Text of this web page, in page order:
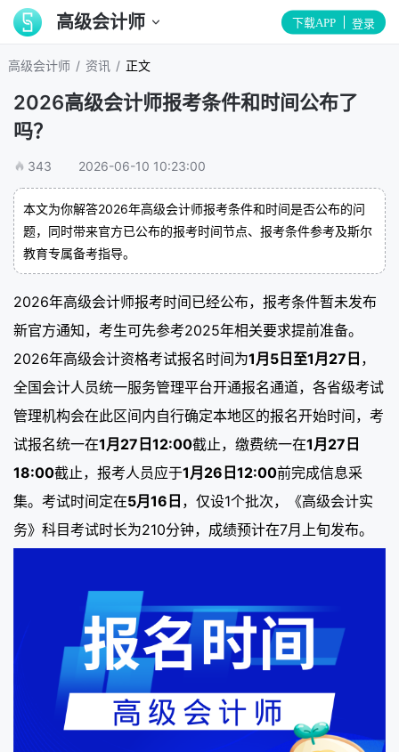
高级会计师 下载APP 登录
高级会计师 / 资讯 / 正文
2026高级会计师报考条件和时间公布了
吗？
343 2026-06-10 10:23:00
本文为你解答2026年高级会计师报考条件和时间是否公布的问
题，同时带来官方已公布的报考时间节点、报考条件参考及斯尔
教育专属备考指导。
2026年高级会计师报考时间已经公布，报考条件暂未发布
新官方通知，考生可先参考2025年相关要求提前准备。
2026年高级会计资格考试报名时间为1月5日至1月27日 ，
全国会计人员统一服务管理平台开通报名通道，各省级考试
管理机构会在此区间内自行确定本地区的报名开始时间，考
试报名统一在1月27日12:00截止，缴费统一在1月27日
18:00截止，报考人员应于1月26日12:00前完成信息采
集。考试时间定在5月16日 ，仅设1个批次，《高级会计实
务》科目考试时长为210分钟，成绩预计在7月上旬发布。